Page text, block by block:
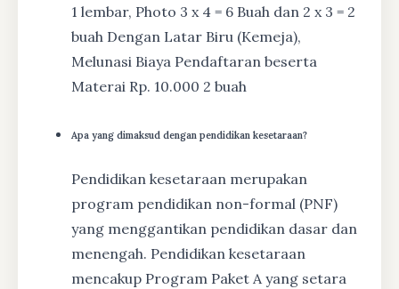
1 lembar, Photo 3 x 4 = 6 Buah dan 2 x 3 = 2
buah Dengan Latar Biru (Kemeja),
Melunasi Biaya Pendaftaran beserta
Materai Rp. 10.000 2 buah
Apa yang dimaksud dengan pendidikan kesetaraan?
Pendidikan kesetaraan merupakan
program pendidikan non-formal (PNF)
yang menggantikan pendidikan dasar dan
menengah. Pendidikan kesetaraan
mencakup Program Paket A yang setara